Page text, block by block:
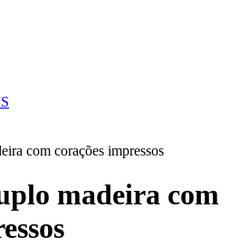
com corações impressos
madeira com